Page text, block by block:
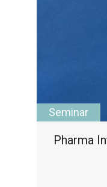
Seminar
Pharma